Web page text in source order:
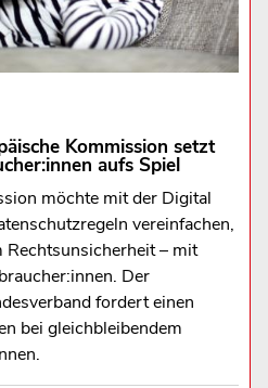
Kommission setzt
aufs Spiel
möchte mit der Digital
vereinfachen,
– mit
Der
fordert einen
bei gleichbleibendem